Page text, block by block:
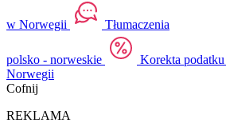
w Norwegii Tłumaczenia
polsko - norweskie Korekta podatku
Norwegii
Cofnij
REKLAMA